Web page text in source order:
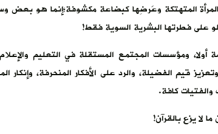
المتهتكة وعَرضِها كبضاعة مكشوفة؛إنما هو بعض
على فطرتها البشرية السوية فقط!
ومؤسسات المجتمع المستقلة في التعليم
قيم الفضيلة، والرد على الأفكار المنحرفة، وإنكار
كافة.
لا يزع بالقرآن!